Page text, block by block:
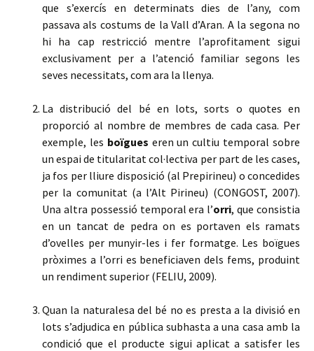
que s’exercís en determinats dies de l’any, com
passava als costums de la Vall d’Aran. A la segona no
hi ha cap restricció mentre l’aprofitament sigui
exclusivament per a l’atenció familiar segons les
seves necessitats, com ara la llenya.
La distribució del bé en lots, sorts o quotes en
proporció al nombre de membres de cada casa. Per
exemple, les boïgues eren un cultiu temporal sobre
un espai de titularitat col·lectiva per part de les cases,
ja fos per lliure disposició (al Prepirineu) o concedides
per la comunitat (a l’Alt Pirineu) (CONGOST, 2007).
Una altra possessió temporal era l’orri, que consistia
en un tancat de pedra on es portaven els ramats
d’ovelles per munyir-les i fer formatge. Les boïgues
pròximes a l’orri es beneficiaven dels fems, produint
un rendiment superior (FELIU, 2009).
Quan la naturalesa del bé no es presta a la divisió en
lots s’adjudica en pública subhasta a una casa amb la
condició que el producte sigui aplicat a satisfer les